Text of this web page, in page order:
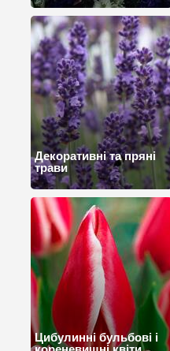
Декоративні та пряні
трави
Цибулинні бульбові і